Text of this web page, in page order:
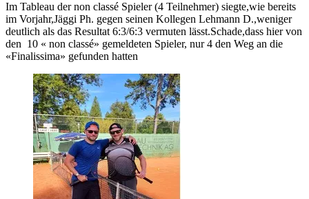
Im Tableau der non classé Spieler (4 Teilnehmer) siegte,wie bereits
im Vorjahr,Jäggi Ph. gegen seinen Kollegen Lehmann D.,weniger
deutlich als das Resultat 6:3/6:3 vermuten lässt.Schade,dass hier von
den 10 « non classé» gemeldeten Spieler, nur 4 den Weg an die
«Finalissima» gefunden hatten